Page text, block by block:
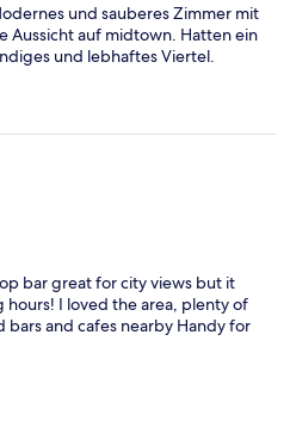
und sauberes Zimmer mit
Aussicht auf midtown. Hatten ein
und lebhaftes Viertel.
bar great for city views but it
I loved the area, plenty of
bars and cafes nearby Handy for